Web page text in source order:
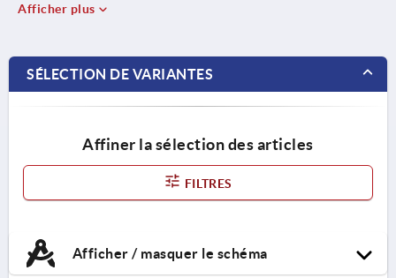
l'acier : 5.8.
Afficher plus
SÉLECTION DE VARIANTES
Affiner la sélection des articles
FILTRES
Afficher / masquer le schéma